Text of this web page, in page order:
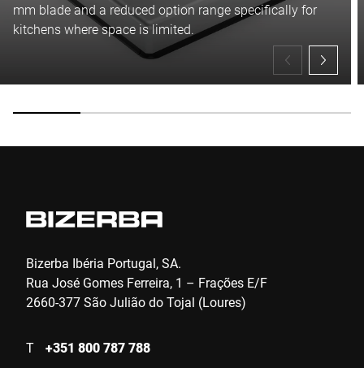
mm blade and a reduced option range specifically for
kitchens where space is limited.
Bizerba Ibéria Portugal, SA.
Rua José Gomes Ferreira, 1 – Frações E/F
2660-377 São Julião do Tojal (Loures)
T +351 800 787 788